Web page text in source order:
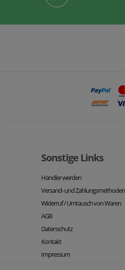
Sonstige Links
Händler werden
Versand- und Zahlungsmethoden
Widerruf / Umtausch von Waren
AGB
Datenschutz
Kontakt
Impressum